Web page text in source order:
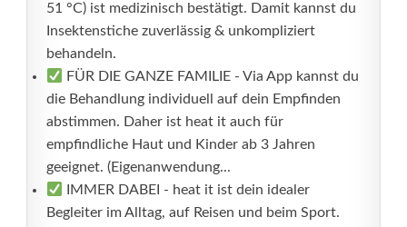
51 °C) ist medizinisch bestätigt. Damit kannst du
Insektenstiche zuverlässig & unkompliziert
behandeln.
FÜR DIE GANZE FAMILIE - Via App kannst du
die Behandlung individuell auf dein Empfinden
abstimmen. Daher ist heat it auch für
empfindliche Haut und Kinder ab 3 Jahren
geeignet. (Eigenanwendung...
IMMER DABEI - heat it ist dein idealer
Begleiter im Alltag, auf Reisen und beim Sport.